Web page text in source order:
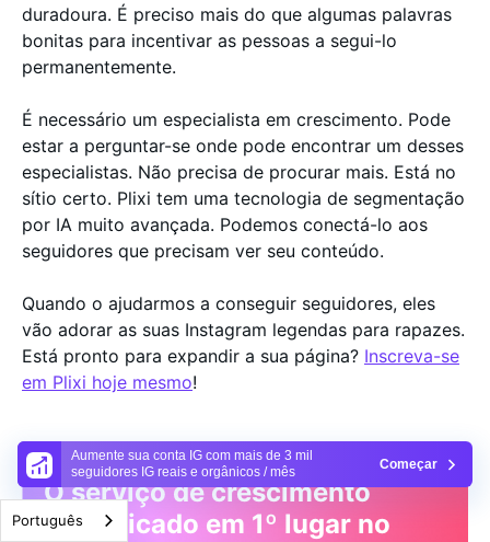
Aumente sua conta IG com mais de 3 mil
seguidores IG reais e orgânicos / mês
Começar
duradoura. É preciso mais do que algumas palavras
bonitas para incentivar as pessoas a segui-lo
permanentemente.
É necessário um especialista em crescimento. Pode
estar a perguntar-se onde pode encontrar um desses
especialistas. Não precisa de procurar mais. Está no
sítio certo. Plixi tem uma tecnologia de segmentação
por IA muito avançada. Podemos conectá-lo aos
seguidores que precisam ver seu conteúdo.
Quando o ajudarmos a conseguir seguidores, eles
vão adorar as suas Instagram legendas para rapazes.
Está pronto para expandir a sua página? Inscreva-se
em Plixi hoje mesmo!
O serviço de crescimento
classificado em 1º lugar no
Português